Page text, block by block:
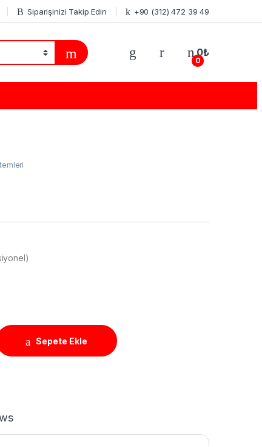
Siparişinizi Takip Edin +90 (312) 472 39 49
0
0₺
Sepete Ekle